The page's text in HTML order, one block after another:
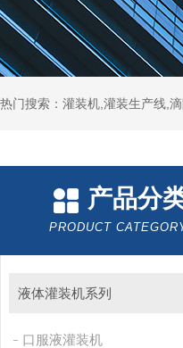
热门搜索：灌装机,灌装生产线,
产品分
PRODUCT
液体灌装机系列
口服液灌装机